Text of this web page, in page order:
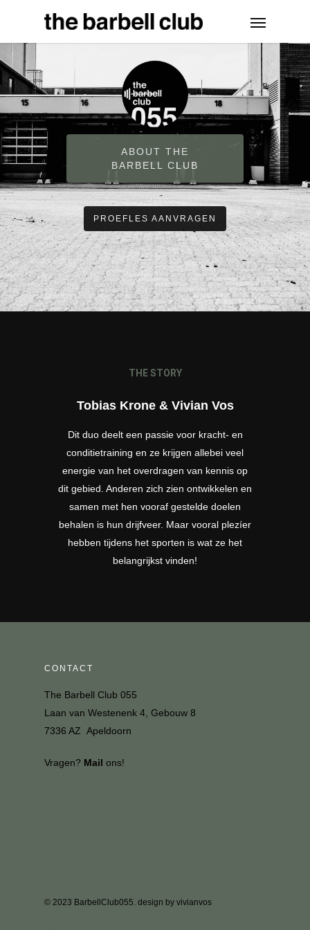
ABOUT THE
BARBELL CLUB
PROEFLES AANVRAGEN
THE STORY
Tobias Krone & Vivian Vos
Dit duo deelt een passie voor kracht- en
conditietraining en ze krijgen allebei veel
energie van het overdragen van kennis op
dit gebied. Anderen zich zien ontwikkelen en
samen met hen vooraf gestelde doelen
behalen is hun drijfveer. Maar vooral plezíer
hebben tijdens het sporten is wat ze het
belangrijkst vinden!
CONTACT
The Barbell Club 055
Laan van Westenenk 4, Gebouw 8
7336 AZ Apeldoorn
Vragen? Mail ons!
© 2023 BarbellClub055. design by vivianvos